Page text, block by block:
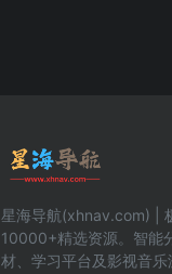
星海导航(xhnav.com) |
10000+精选资源。智能
材、学习平台及影视音